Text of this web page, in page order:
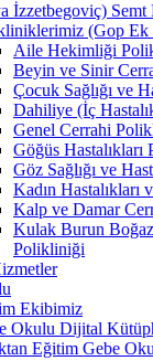
İzzetbegoviç)
(Gop Ek
Aile Hekimliği
Beyin ve Sinir
Çocuk Sağlığı ve
Dahiliye (İç
Genel Cerrahi
Göğüs
Göz Sağlığı ve
Kadın
Kalp ve Damar
Kulak Burun Boğaz
Polikliniği
Ekibimiz
Okulu Dijital
Eğitim Gebe